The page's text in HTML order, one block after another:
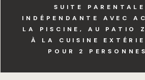
SUITE PARENTALE
INDÉPENDANTE AVEC
LA PISCINE, AU PATIO
À LA CUISINE
POUR 2